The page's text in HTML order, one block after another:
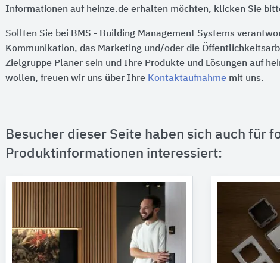
Informationen auf heinze.de erhalten möchten, klicken Sie
Sollten Sie bei BMS - Building Management Systems
Kommunikation, das Marketing und/oder die
Zielgruppe Planer sein und Ihre Produkte und Lösungen auf
wollen, freuen wir uns über Ihre Kontaktaufnahme mit uns.
Besucher dieser Seite haben sich auch für
Produktinformationen interessiert: